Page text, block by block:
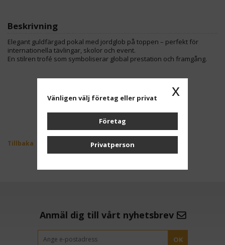
Beskrivning
Elegant guldfärgad pokal med jordglob på toppen – perfekt för
internationella tävlingar, skolor och event.
En stilren trofé som symboliserar global prestation och framgång.
Tillbaka
Anmäl dig till vårt nyhetsbrev
OK
x
Vänligen välj företag eller privat
Företag
Privatperson